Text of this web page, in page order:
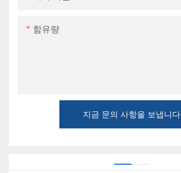
함유량
지금 문의 사항을 보냅니다